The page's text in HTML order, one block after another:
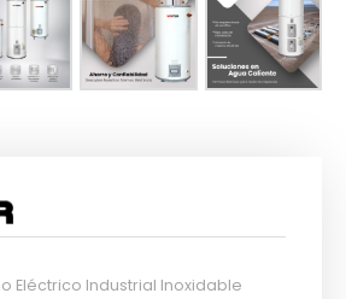
Eléctrico Industrial Inoxidable